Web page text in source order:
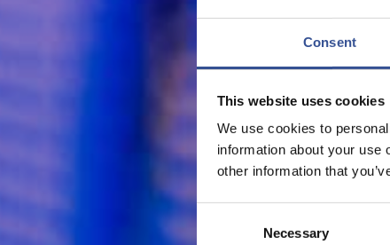
Consent
This website uses cookies
We use cookies to
information about your use
other information that
Necessary